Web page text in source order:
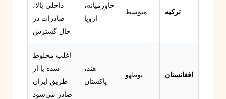
ترکیه متوسط
خاورمیانه،
اروپا
داخلی بالا،
صادرات در
حال گسترش
افغانستان نوظهو
هند،
پاکستان
اغلب مخلوط
شده یا از
طریق ایران
صادر می‌شود